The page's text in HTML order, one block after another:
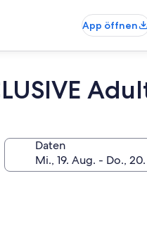
App öffnen
Daten